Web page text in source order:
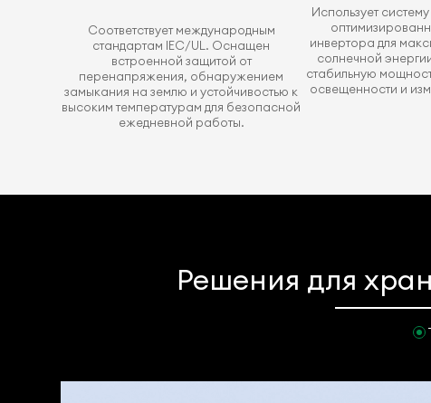
Соответствует международным
стандартам IEC/UL. Оснащен
встроенной защитой от
перенапряжения, обнаружением
замыкания на землю и устойчивостью к
высоким температурам для безопасной
ежедневной работы.
Использует
инвертора для
солнечной
стабильную
освещенности и
Решения для